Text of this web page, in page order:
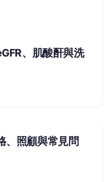
、肌酸酐與洗
、照顧與常見問